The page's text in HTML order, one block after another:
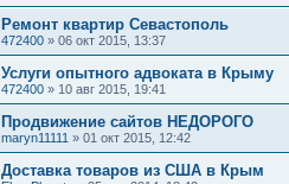
Ремонт квартир Севастополь
472400 » 06 окт 2015, 13:37
Услуги опытного адвоката в Крыму
472400 » 10 авг 2015, 19:41
Продвижение сайтов НЕДОРОГО
maryn11111 » 01 окт 2015, 12:42
Доставка товаров из США в Крым